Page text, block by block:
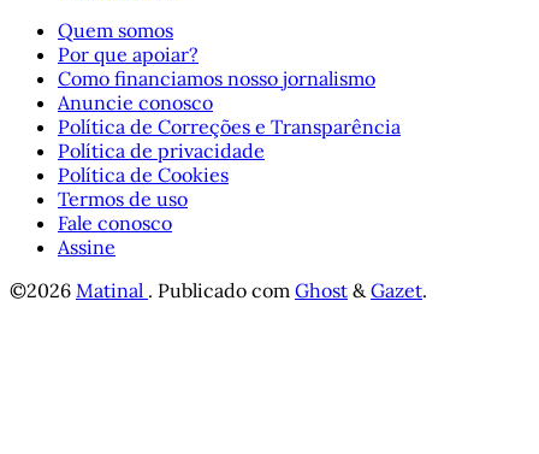
Quem somos
Por que apoiar?
Como financiamos nosso jornalismo
Anuncie conosco
Política de Correções e Transparência
Política de privacidade
Política de Cookies
Termos de uso
Fale conosco
Assine
©2026 Matinal . Publicado com Ghost & Gazet.